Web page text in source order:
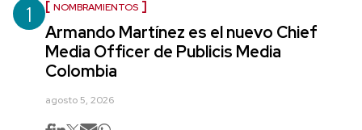
1 NOMBRAMIENTOS
Armando Martínez es el nuevo Chief
Media Officer de Publicis Media
Colombia
agosto 5, 2026